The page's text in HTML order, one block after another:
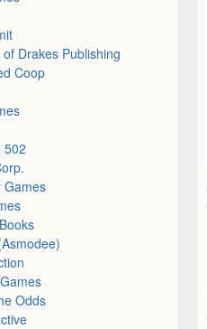
Drakes Publishing
Coop
502
Games
Odds